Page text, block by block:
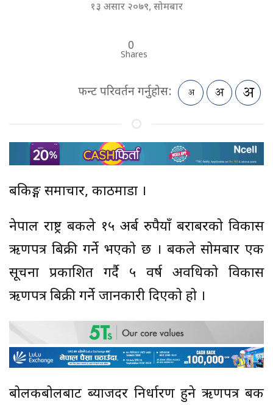
१३ असार २०७९, सोमबार
0
Shares
फन्ट परिवर्तन गर्नुहोस:
बैंकिङ्ग समाचार, काठमाडौं ।
नेपाल राष्ट्र बैंकले १५ अर्ब रुपैयाँ बराबरको विकास
ऋणपत्र बिक्री गर्ने भएको छ । बैंकले सोमबार एक
सूचना प्रकाशित गर्दै ५ वर्ष अवधिको विकास
ऋणपत्र बिक्री गर्ने जानकारी दिएको हो ।
बोलकबोलबाट ब्याजदर निर्धारण हुने ऋणपत्र बैंक